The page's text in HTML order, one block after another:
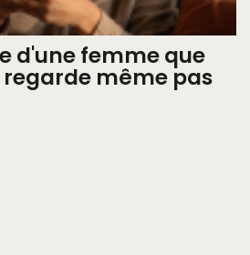
d'une femme que
même pas